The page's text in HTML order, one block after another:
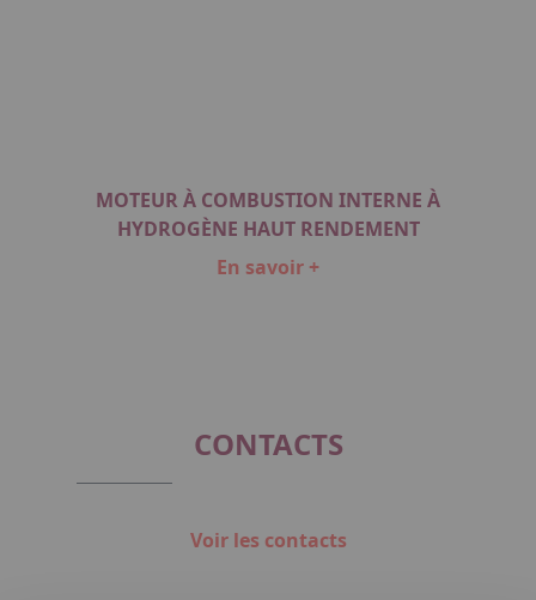
MOTEUR À COMBUSTION INTERNE À
HYDROGÈNE HAUT RENDEMENT
En savoir +
CONTACTS
Voir les contacts